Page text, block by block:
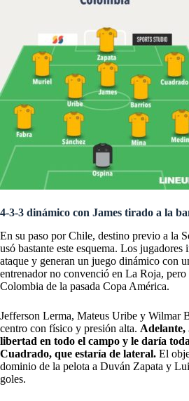
4-3-3 dinámico con James tirado a la
En su paso por Chile, destino previo a la
usó bastante este esquema. Los jugadores
ataque y generan un juego dinámico con
entrenador no convenció en La Roja,
Colombia de la pasada Copa América.
Jefferson Lerma, Mateus Uribe y Wilmar
centro con físico y presión alta. Adelante,
libertad en todo el campo y le daría
Cuadrado, que estaría de lateral. El
dominio de la pelota a Duván Zapata y
goles.